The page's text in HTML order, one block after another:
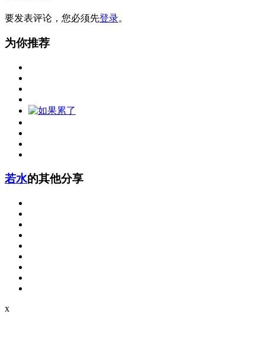
要发表评论，您必须先登录。
为你推荐
若水的其他分享
x